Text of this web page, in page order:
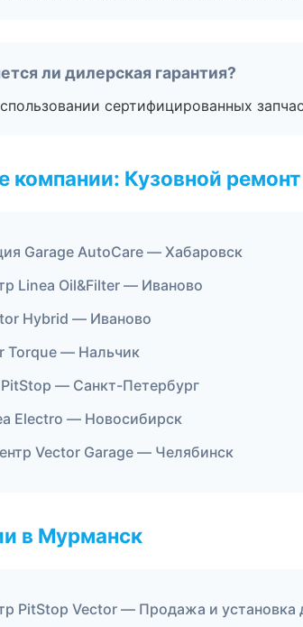
ли дилерская гарантия?
сертифицированных
компании: Кузовной ремонт
Garage AutoCare — Хабаровск
Linea Oil&Filter — Иваново
Hybrid — Иваново
Torque — Нальчик
— Санкт-Петербург
Electro — Новосибирск
Vector Garage — Челябинск
в Мурманск
PitStop Vector — Продажа и установка